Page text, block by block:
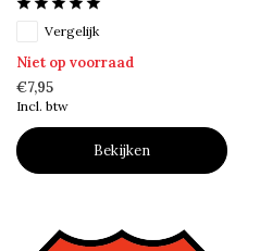
Vergelijk
Niet op voorraad
€7,95
Incl. btw
Bekijken